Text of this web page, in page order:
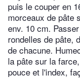
puis le couper en
morceaux de pâte
env. 10 cm.
rondelles de pâte,
de chacune.
la pâte sur la
pouce et l'index,